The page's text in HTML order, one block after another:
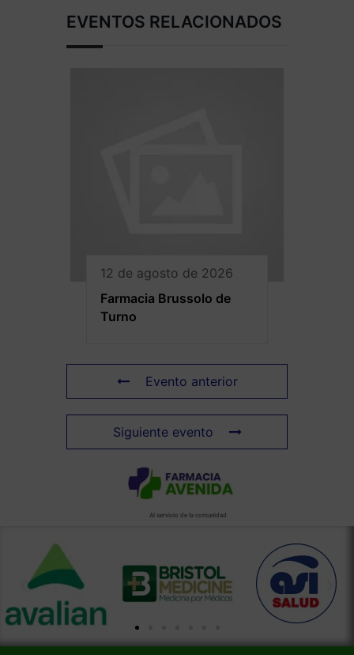
EVENTOS RELACIONADOS
12 de agosto de 2026
Farmacia Brussolo de
Turno
Evento anterior
Siguiente evento
Al servicio de la comunidad